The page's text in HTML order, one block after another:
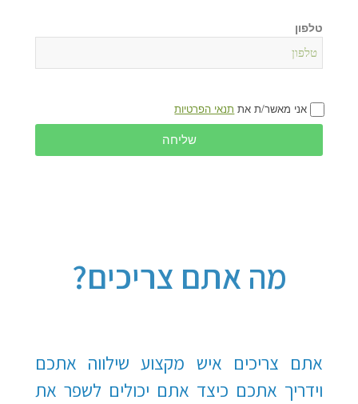
טלפון
אני מאשר/ת את תנאי הפרטיות
שליחה
מה אתם צריכים?
אתם צריכים איש מקצוע שילווה אתכם
וידריך אתכם כיצד אתם יכולים לשפר את